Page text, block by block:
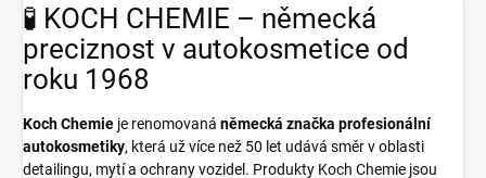
🧪 KOCH CHEMIE – německá
preciznost v autokosmetice od
roku 1968
Koch Chemie je renomovaná německá značka profesionální
autokosmetiky, která už více než 50 let udává směr v oblasti
detailingu, mytí a ochrany vozidel. Produkty Koch Chemie jsou